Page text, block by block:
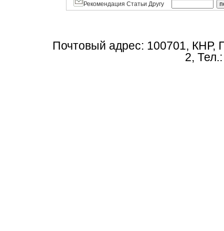
Рекомендация Статьи Другу
Почтовый адрес: 100701, КНР,
2,